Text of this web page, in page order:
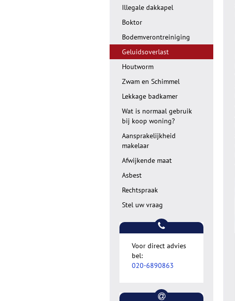
Illegale dakkapel
Boktor
Bodemverontreiniging
Geluidsoverlast
Houtworm
Zwam en Schimmel
Lekkage badkamer
Wat is normaal gebruik
bij koop woning?
Aansprakelijkheid
makelaar
Afwijkende maat
Asbest
Rechtspraak
Stel uw vraag
Voor direct advies
bel:
020-6890863